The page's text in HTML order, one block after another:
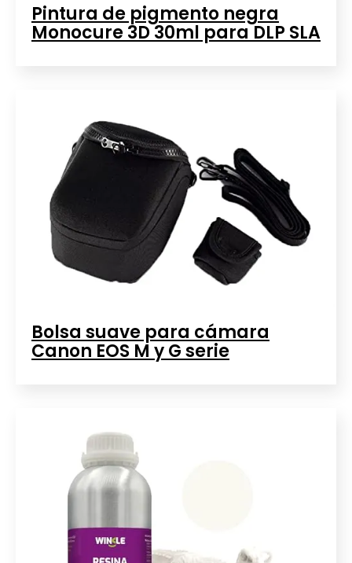
Pintura de pigmento negra
Monocure 3D 30ml para DLP SLA
Bolsa suave para cámara
Canon EOS M y G serie